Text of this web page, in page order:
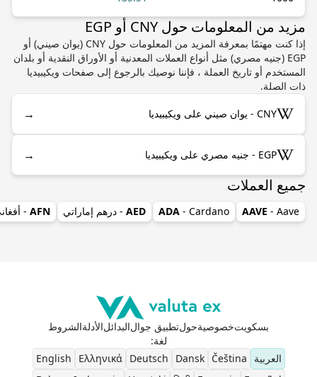
مزيد من المعلومات حول CNY أو EGP
إذا كنت مهتمًا بمعرفة المزيد من المعلومات حول CNY (يوان صيني) أو
EGP (جنيه مصري) مثل أنواع العملات المعدنية أو الأوراق النقدية أو بلدان
المستخدم أو تاريخ العملة ، فإننا نوصيك بالرجوع إلى صفحات ويكيبيديا
ذات الصلة.
CNY - يوان صيني على ويكيبيديا →
EGP - جنيه مصري على ويكيبيديا →
جميع العملات
AAVE - Aave
ADA - Cardano
AED - درهم إماراتي AFN
-
بسكويتخصوصيةحولتطبيق جوالالبدائلالأدلةالشروط
لغة:
العربية
Čeština
Dansk
Deutsch
Ελληνικά
English